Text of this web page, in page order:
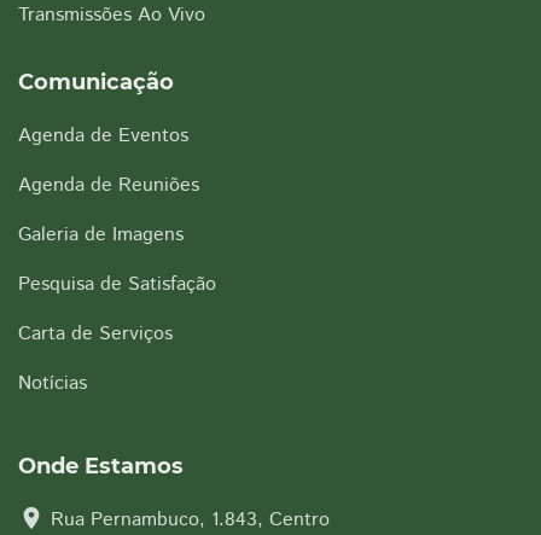
Transmissões Ao Vivo
Comunicação
Agenda de Eventos
Agenda de Reuniões
Galeria de Imagens
Pesquisa de Satisfação
Carta de Serviços
Notícias
Onde Estamos
location_on Rua Pernambuco, 1.843, Centro